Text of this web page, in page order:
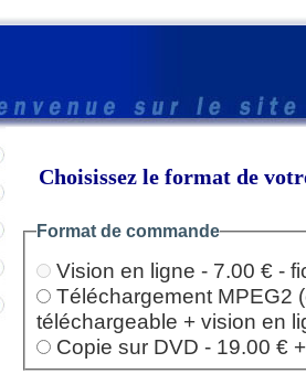
Choisissez le format de
Format de commande
Vision en ligne - 7.00 € -
Téléchargement MPEG2
téléchargeable + vision en
Copie sur DVD - 19.00 €